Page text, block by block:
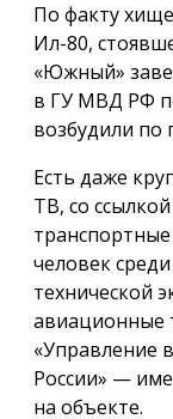
По факту
Ил-80,
«Южный»
в ГУ МВД РФ
возбудили по
Есть даже
ТВ, со
человек
технической
авиационные
«Управление
России» —
на объекте.